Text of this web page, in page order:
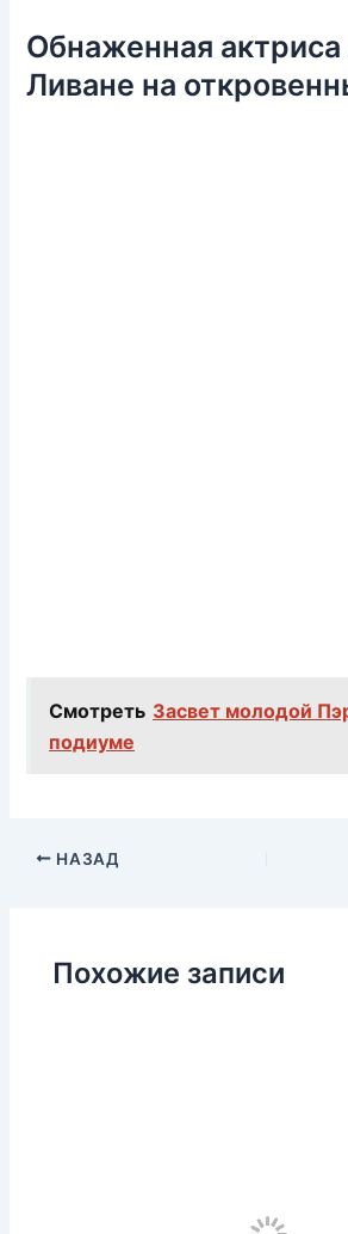
Обнаженная актриса
Ливане на
Смотреть Засвет молодой
подиуме
НАЗАД
Похожие записи